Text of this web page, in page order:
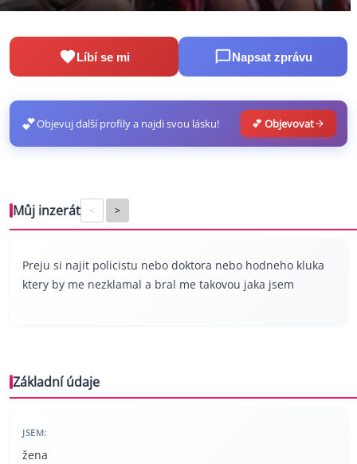
Líbí se mi Napsat zprávu
💕Objevuj další profily a najdi svou lásku! 💕 Objevovat
Můj inzerát < >
Preju si najit policistu nebo doktora nebo hodneho kluka
ktery by me nezklamal a bral me takovou jaka jsem
Základní údaje
JSEM:
žena